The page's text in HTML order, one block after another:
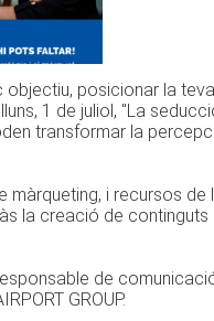
posicionar la
1 de juliol, "La
transformar la
i recursos
la creació de
de
GROUP.